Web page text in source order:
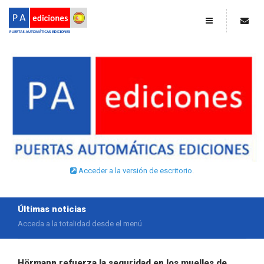
Home
Acceder a la versión de escritorio.
Últimas noticias
Acceda a la totalidad desde el menú